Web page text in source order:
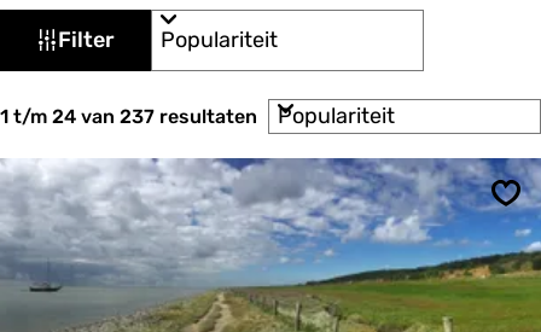
W
a
t
z
o
e
k
j
e
Filter
r
e
r
o
:
1 t/m 24 van 237 resultaten
S
r
t
r